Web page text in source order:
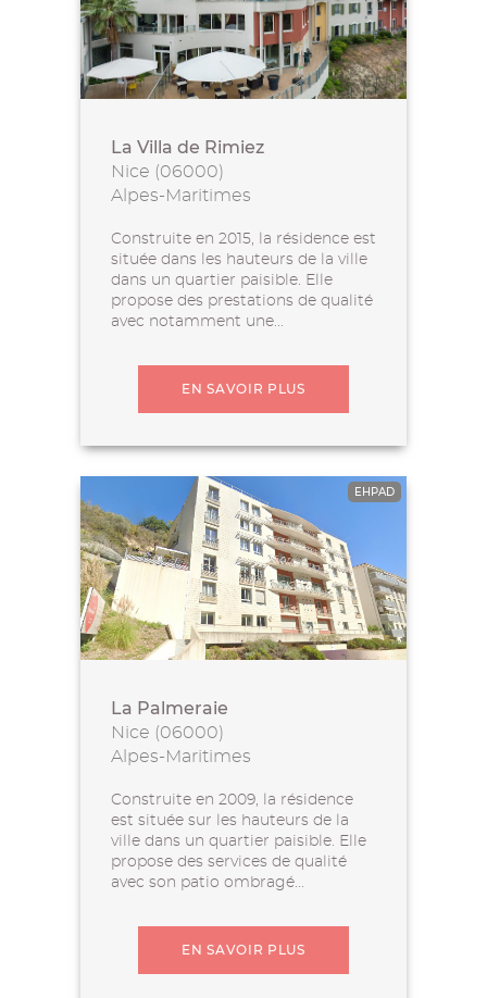
La Villa de Rimiez
Nice (06000)
Alpes-Maritimes
Construite en 2015, la résidence est
située dans les hauteurs de la ville
dans un quartier paisible. Elle
propose des prestations de qualité
avec notamment une...
EN SAVOIR PLUS
EHPAD
La Palmeraie
Nice (06000)
Alpes-Maritimes
Construite en 2009, la résidence
est située sur les hauteurs de la
ville dans un quartier paisible. Elle
propose des services de qualité
avec son patio ombragé...
EN SAVOIR PLUS